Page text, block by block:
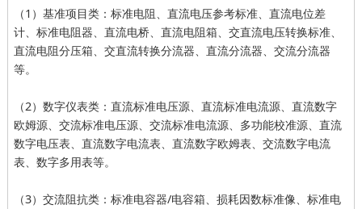
（1）基准项目类：标准电阻、直流电压参考标准、直流电位差
计、标准电阻器、直流电桥、直流电阻箱、交直流电压转换标准、
直流电阻分压箱、交直流转换分流器、直流分流器、交流分流器
等。
（2）数字仪表类：直流标准电压源、直流标准电流源、直流数字
欧姆源、交流标准电压源、交流标准电流源、多功能校准源、直流
数字电压表、直流数字电流表、直流数字欧姆表、交流数字电流
表、数字多用表等。
（3）交流阻抗类：标准电容器/电容箱、损耗因数标准像、标准电